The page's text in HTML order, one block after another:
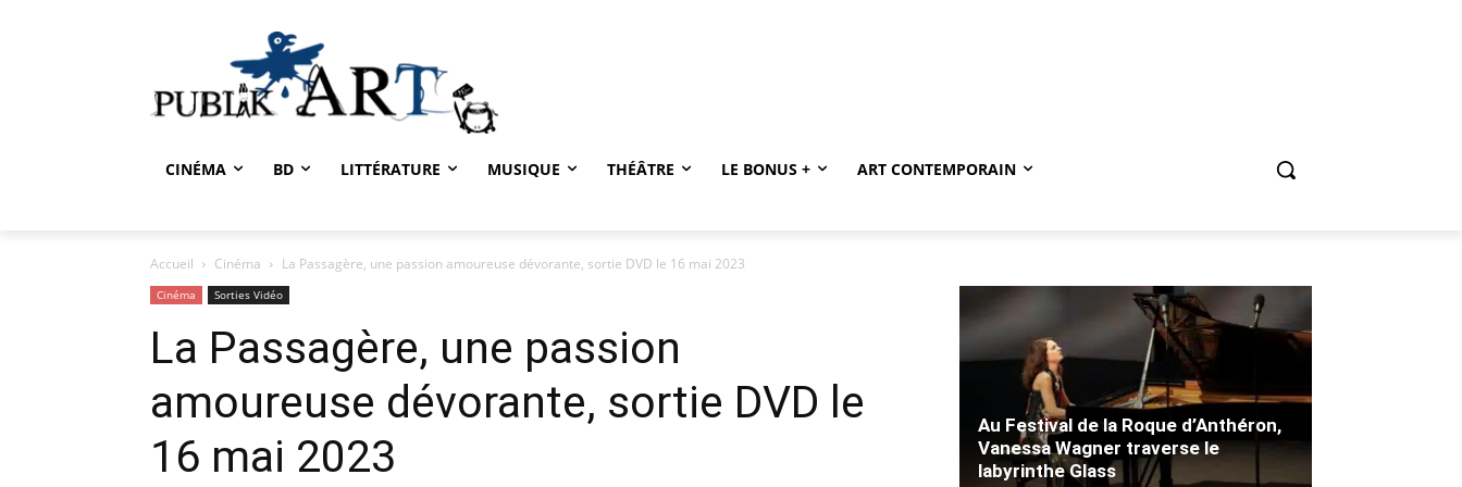
CINÉMA BD LITTÉRATURE MUSIQUE THÉÂTRE LE BONUS + ART CONTEMPORAIN
Accueil Cinéma La Passagère, une passion amoureuse dévorante, sortie DVD le 16 mai 2023
Cinéma Sorties Vidéo
La Passagère, une passion
amoureuse dévorante, sortie DVD le
16 mai 2023
Au Festival de la Roque d’Anthéron,
Vanessa Wagner traverse le
labyrinthe Glass